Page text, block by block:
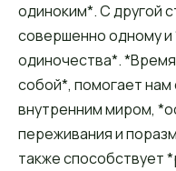
одиноким*. С другой
совершенно одному
одиночества*.
собой*, помогает нам
внутренним миром,
переживания и
также способствует